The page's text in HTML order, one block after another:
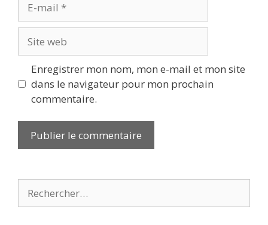
mail
web
Enregistrer mon nom, mon e-mail et mon site
dans le navigateur pour mon prochain
commentaire.